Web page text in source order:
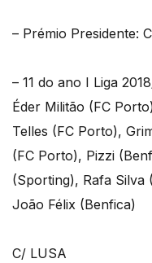
– Prémio Presidente:
– 11 do ano I Liga
Éder Militão (FC
Telles (FC Porto),
(FC Porto), Pizzi
(Sporting), Rafa Silva
João Félix (Benfica)
C/ LUSA